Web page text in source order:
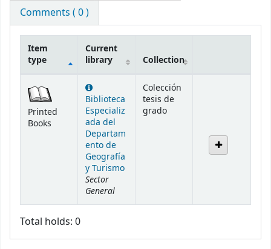
Comments ( 0 )
Item
type
Current
library
Collection
Printed
Books
Biblioteca
Especializ
ada del
Departam
ento de
Geografía
y Turismo
Sector
General
Colección
tesis de
grado
Total holds: 0